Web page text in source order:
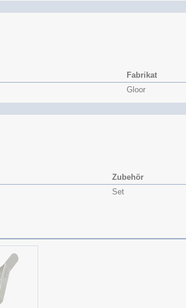
Fabrikat
Gloor
Zubehör
Set